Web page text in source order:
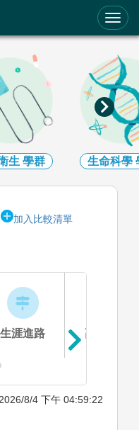
生 學群 生命科學
加入比較清單
生涯進路 高中準備
8/4 下午 04:59:22